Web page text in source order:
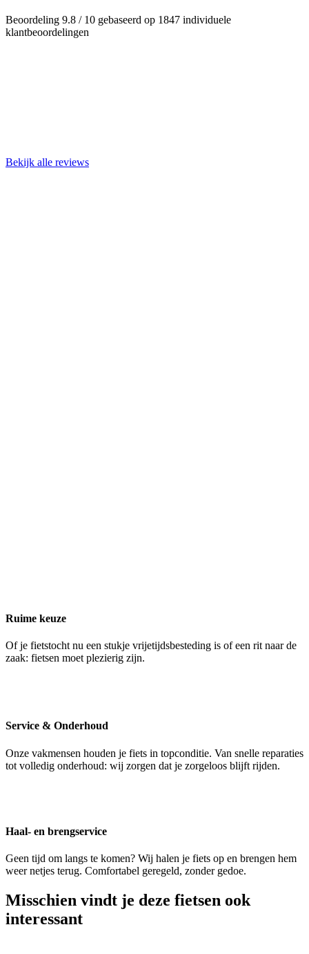
Beoordeling 9.8 / 10 gebaseerd op 1847 individuele
klantbeoordelingen
Bekijk alle reviews
Ruime keuze
Of je fietstocht nu een stukje vrijetijdsbesteding is of een rit naar de
zaak: fietsen moet plezierig zijn.
Service & Onderhoud
Onze vakmensen houden je fiets in topconditie. Van snelle reparaties
tot volledig onderhoud: wij zorgen dat je zorgeloos blijft rijden.
Haal- en brengservice
Geen tijd om langs te komen? Wij halen je fiets op en brengen hem
weer netjes terug. Comfortabel geregeld, zonder gedoe.
Misschien vindt je deze fietsen ook
interessant